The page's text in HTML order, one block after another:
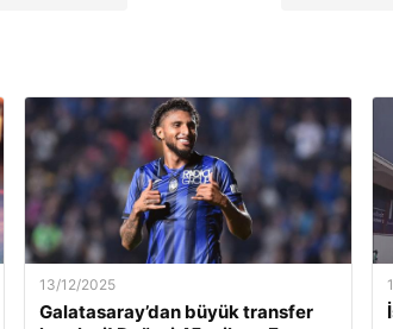
13/12/2025
Galatasaray’dan büyük transfer